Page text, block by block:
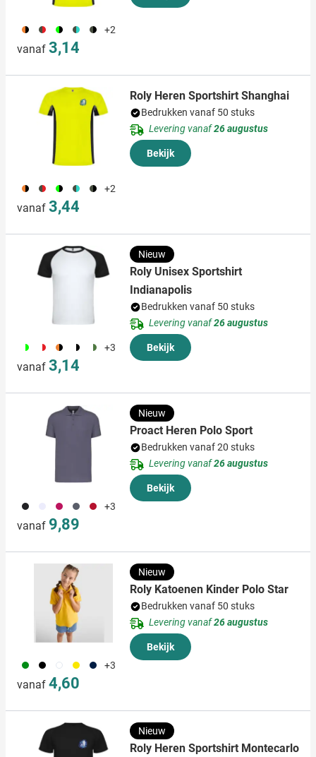
210 211 652 812 086 +2
vanaf 3,14
210 211 652 812 086 +2
vanaf 3,44
Roly Heren Sportshirt Shanghai
Bedrukken vanaf 50 stuks
Levering vanaf26 augustus
Bekijk
044 188 210 169 224 +3
vanaf 3,14
Nieuw
Roly Unisex Sportshirt
Indianapolis
Bedrukken vanaf 50 stuks
Levering vanaf26 augustus
Bekijk
001 046 038 008 +3
vanaf 9,89
Nieuw
Proact Heren Polo Sport
Bedrukken vanaf 20 stuks
Levering vanaf26 augustus
Bekijk
660 001 002 006 536 +3
vanaf 4,60
Nieuw
Roly Katoenen Kinder Polo Star
Bedrukken vanaf 50 stuks
Levering vanaf26 augustus
Bekijk
Nieuw
Roly Heren Sportshirt Montecarlo